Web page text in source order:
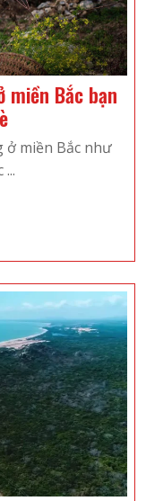
Bắc bạn
Địa
điểm
tiếng
ở
miền
Bắc
bạn
không
nên
bỏ
qua
trong
dịp
ở miền Bắc như